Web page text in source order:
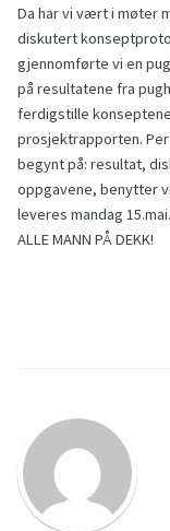
Da har vi vært i møter
diskutert
gjennomførte vi en
på resultatene fra
ferdigstille
prosjektrapporten. Per
begynt på: resultat,
oppgavene, benytter
leveres mandag
ALLE MANN PÅ DEKK!